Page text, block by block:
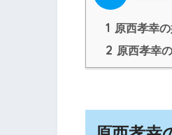
1 原西孝幸
2 原西孝幸